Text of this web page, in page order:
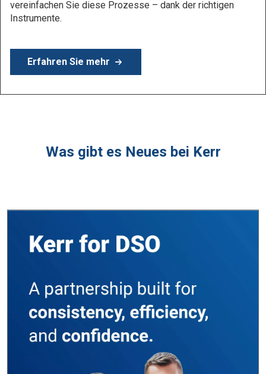
Erfahren Sie mehr
Was gibt es Neues bei Kerr